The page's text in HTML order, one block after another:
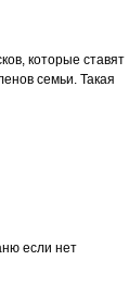
которые ставят
семьи. Такая
если нет